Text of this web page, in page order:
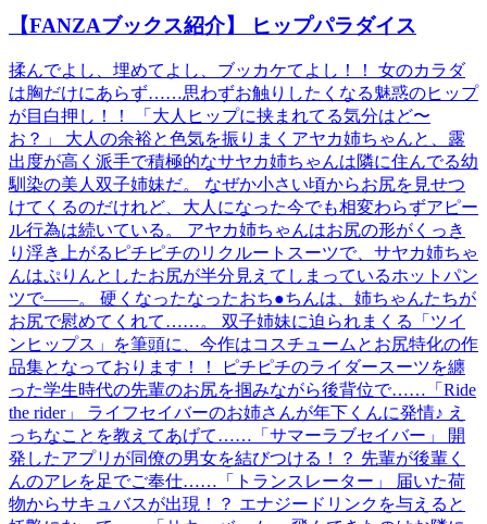
【FANZAブックス紹介】 ヒップパラダイス
揉んでよし、埋めてよし、ブッカケてよし！！ 女のカラダ
は胸だけにあらず……思わずお触りしたくなる魅惑のヒップ
が目白押し！！ 「大人ヒップに挟まれてる気分はど〜
お？」 大人の余裕と色気を振りまくアヤカ姉ちゃんと、露
出度が高く派手で積極的なサヤカ姉ちゃんは隣に住んでる幼
馴染の美人双子姉妹だ。 なぜか小さい頃からお尻を見せつ
けてくるのだけれど、大人になった今でも相変わらずアピー
ル行為は続いている。 アヤカ姉ちゃんはお尻の形がくっき
り浮き上がるピチピチのリクルートスーツで、サヤカ姉ちゃ
んはぷりんとしたお尻が半分見えてしまっているホットパン
ツで――。 硬くなったなったおち●ちんは、姉ちゃんたちが
お尻で慰めてくれて……。 双子姉妹に迫られまくる「ツイ
ンヒップス」を筆頭に、今作はコスチュームとお尻特化の作
品集となっております！！ ピチピチのライダースーツを纏
った学生時代の先輩のお尻を掴みながら後背位で……「Ride
the rider」 ライフセイバーのお姉さんが年下くんに発情♪ え
っちなことを教えてあげて……「サマーラブセイバー」 開
発したアプリが同僚の男女を結びつける！？ 先輩が後輩く
んのアレを足でご奉仕……「トランスレーター」 届いた荷
物からサキュバスが出現！？ エナジードリンクを与えると